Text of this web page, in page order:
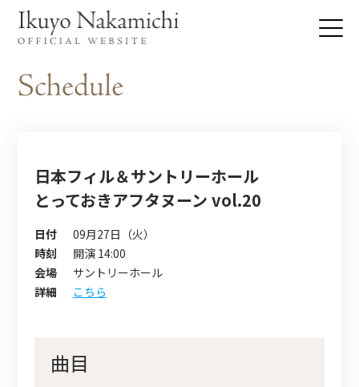
日本フィル＆サントリーホール
とっておきアフタヌーン vol.20
日付
09月27日（火）
時刻
開演 14:00
会場
サントリーホール
詳細
こちら
曲目